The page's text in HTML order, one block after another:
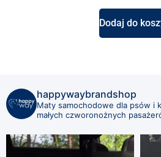
Dodaj do
happywaybrandshop
Maty samochodowe dla psów i
małych czworonożnych